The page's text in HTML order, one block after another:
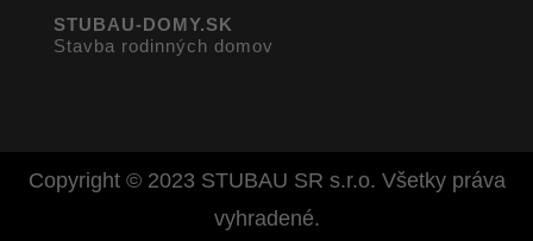
STUBAU-DOMY.SK
Stavba rodinných domov
Copyright © 2023 STUBAU SR s.r.o. Všetky práva
vyhradené.